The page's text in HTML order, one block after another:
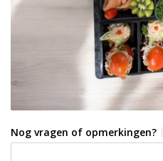
Nog vragen of opmerkingen?